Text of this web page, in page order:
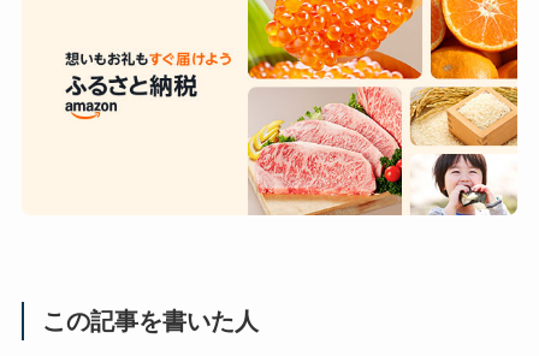
この記事を書いた人